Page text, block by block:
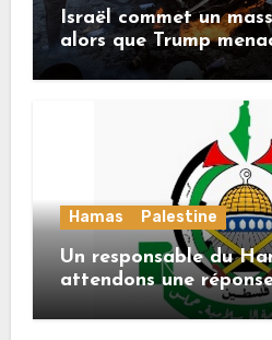
Israël commet un
alors que Trump
«décapitation»
Hamas Palestine
Un responsable du
attendons une
Mladenov concernant
route de la deuxième